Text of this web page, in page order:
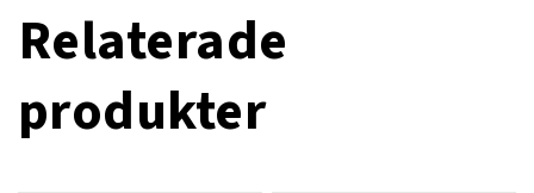
Relaterade
produkter